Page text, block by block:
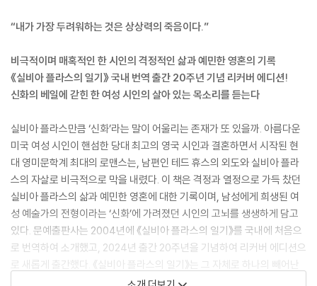
“내가 가장 두려워하는 것은 상상력의 죽음이다.”
비극적이며 매혹적인 한 시인의 격정적인 삶과 예민한 영혼의 기록
《실비아 플라스의 일기》 국내 번역 출간 20주년 기념 리커버 에디션!
신화의 베일에 갇힌 한 여성 시인의 살아 있는 목소리를 듣는다
실비아 플라스만큼 ‘신화’라는 말이 어울리는 존재가 또 있을까. 아름다운
미국 여성 시인이 핸섬한 당대 최고의 영국 시인과 결혼하면서 시작된 현
대 영미문학계 최대의 로맨스는, 남편인 테드 휴스의 외도와 실비아 플라
스의 자살로 비극적으로 막을 내렸다. 이 책은 격정과 열정으로 가득 찼던
실비아 플라스의 삶과 예민한 영혼에 대한 기록이며, 남성에게 희생된 여
성 예술가의 전형이라는 ‘신화’에 가려졌던 시인의 고뇌를 생생하게 담고
있다. 문예출판사는 2004년에 《실비아 플라스의 일기》를 국내에 처음으
로 번역하여 소개했고, 2024년 출간 20주년을 기념하여 리커버 에디션으
로 새롭게 출간했다. 《실비아 플라스의 일기》는 그 자체로 하나의 빼어난
문학작품이며 자아의 내부 투쟁을 기록한 실비아 플라스의 자서전이다. 시